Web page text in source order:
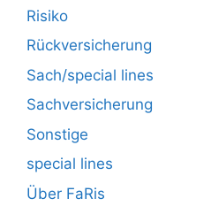
Risiko
Rückversicherung
Sach/special lines
Sachversicherung
Sonstige
special lines
Über FaRis